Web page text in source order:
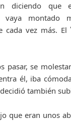
diciendo que
vaya montado
cada vez más. El
pasar, se
él, iba
también
que eran unos